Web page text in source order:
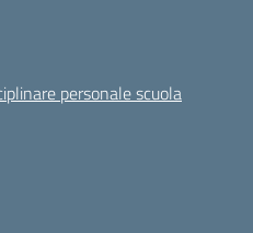
personale scuola